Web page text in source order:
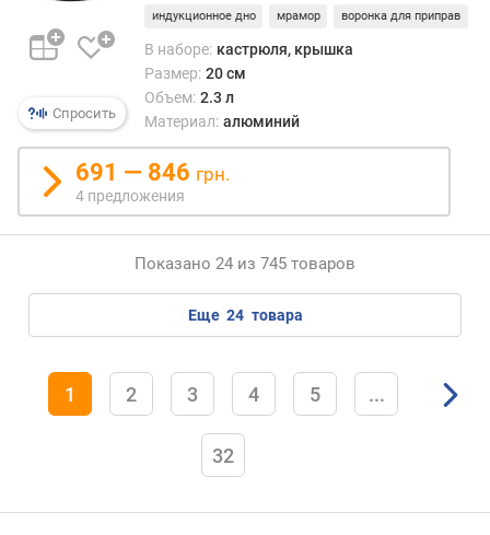
Спросить
индукционное дно мрамор воронка для приправ
В наборе: кастрюля, крышка
Размер: 20 см
Объем: 2.3 л
Материал: алюминий
691 — 846 грн.
4 предложения
Показано 24 из 745 товаров
еще 24 товара
1 2 3 4 5 ...
32